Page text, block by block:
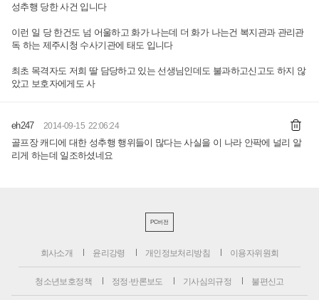
성추행 당한 사건 입니다
이런 일 당 한건도 넘 어울하고 화가 나는데 더 화가 나는건 복지관과 관리관
독 하는 제주시청 수사기관에 태도 입니다
최초 목격자도 저희 딸 담당하고 있는 선생님인데도 불과하고신고도 하지 않
았고 보호자에게도 사
eh247 2014-09-15 22:06:24
골프장 캐디에 대한 성추행 행위들이 많다는 사실을 이 나라 안팍에 널리 알
리게 하는데 일조하셨네요
PC버전
회사소개 윤리강령 개인정보처리방침 이용자위원회
청소년보호정책 정정·반론보도 기사심의규정 불편신고